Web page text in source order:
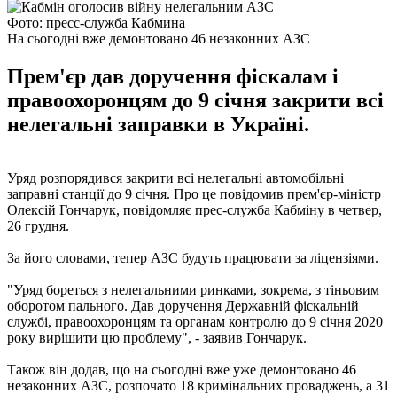
Фото: пресс-служба Кабмина
На сьогодні вже демонтовано 46 незаконних АЗС
Прем'єр дав доручення фіскалам і
правоохоронцям до 9 січня закрити всі
нелегальні заправки в Україні.
Уряд розпорядився закрити всі нелегальні автомобільні
заправні станції до 9 січня. Про це повідомив прем'єр-міністр
Олексій Гончарук, повідомляє прес-служба Кабміну в четвер,
26 грудня.
За його словами, тепер АЗС будуть працювати за ліцензіями.
"Уряд бореться з нелегальними ринками, зокрема, з тіньовим
оборотом пального. Дав доручення Державній фіскальній
службі, правоохоронцям та органам контролю до 9 січня 2020
року вирішити цю проблему", - заявив Гончарук.
Також він додав, що на сьогодні вже уже демонтовано 46
незаконних АЗС, розпочато 18 кримінальних проваджень, а 31